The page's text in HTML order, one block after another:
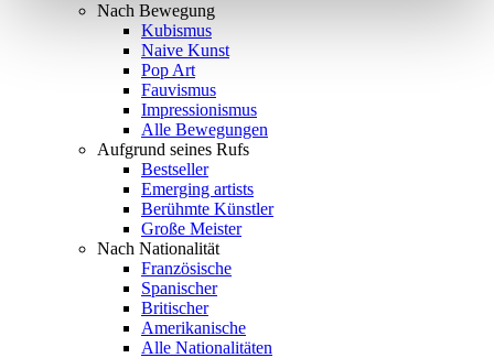
Nach Bewegung
Kubismus
Naive Kunst
Pop Art
Fauvismus
Impressionismus
Alle Bewegungen
Aufgrund seines Rufs
Bestseller
Emerging artists
Berühmte Künstler
Große Meister
Nach Nationalität
Französische
Spanischer
Britischer
Amerikanische
Alle Nationalitäten